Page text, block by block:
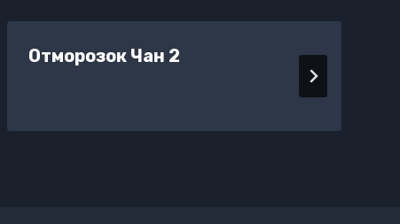
Отморозок Чан 2